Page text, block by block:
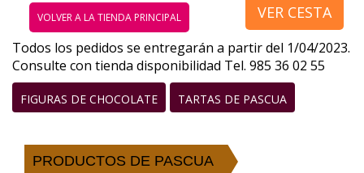
VER CESTA
VOLVER A LA TIENDA PRINCIPAL
Todos los pedidos se entregarán a partir del 1/04/2023.
Consulte con tienda disponibilidad Tel. 985 36 02 55
FIGURAS DE CHOCOLATE TARTAS DE PASCUA
PRODUCTOS DE PASCUA